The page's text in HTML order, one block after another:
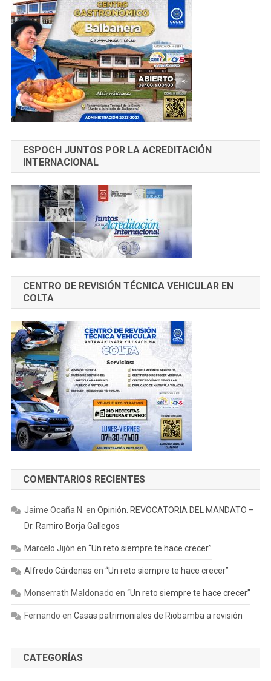
ESPOCH JUNTOS POR LA ACREDITACIÓN
INTERNACIONAL
CENTRO DE REVISIÓN TÉCNICA VEHICULAR EN
COLTA
COMENTARIOS RECIENTES
Jaime Ocaña N. en Opinión. REVOCATORIA DEL MANDATO –
Dr. Ramiro Borja Gallegos
Marcelo Jijón en “Un reto siempre te hace crecer”
Alfredo Cárdenas en “Un reto siempre te hace crecer”
Monserrath Maldonado en “Un reto siempre te hace crecer”
Fernando en Casas patrimoniales de Riobamba a revisión
CATEGORÍAS